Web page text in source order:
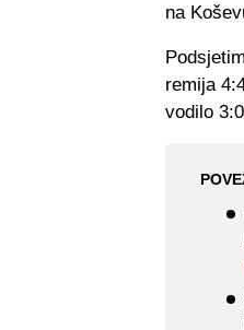
na
remija
vodilo